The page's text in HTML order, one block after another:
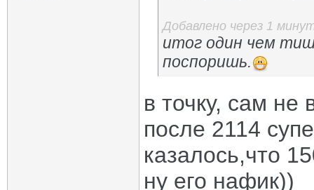
Добавлено через 1
итог один чем
поспоришь.
в точку, сам не
после 2114
казалось,что
ну его нафик))